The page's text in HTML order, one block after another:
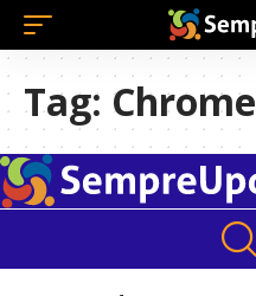
Tag: Chrome